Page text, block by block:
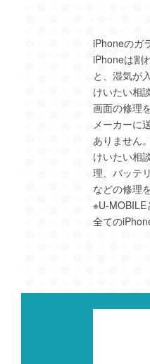
iPhoneのガ
iPhoneは割
と、湿気が
けいたい相
画面の修理
メーカーに
ありません。
けいたい相
理、バッテ
などの修理
※U-MOBILE
全ての